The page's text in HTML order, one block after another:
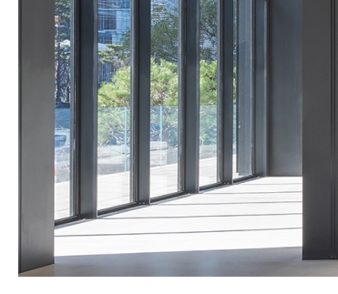
공지사항
기사문의
광고문의
Contact